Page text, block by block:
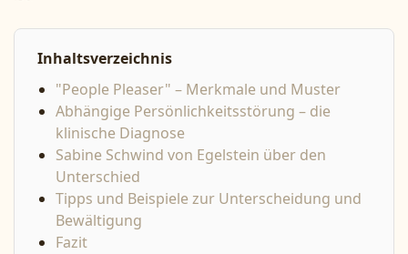
Inhaltsverzeichnis
"People Pleaser" – Merkmale und Muster
Abhängige Persönlichkeitsstörung – die
klinische Diagnose
Sabine Schwind von Egelstein über den
Unterschied
Tipps und Beispiele zur Unterscheidung und
Bewältigung
Fazit